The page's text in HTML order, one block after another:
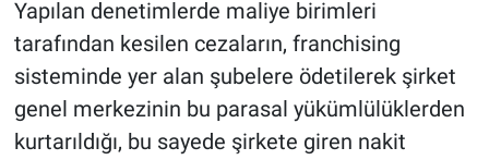
Yapılan denetimlerde maliye birimleri
tarafından kesilen cezaların, franchising
sisteminde yer alan şubelere ödetilerek şirket
genel merkezinin bu parasal yükümlülüklerden
kurtarıldığı, bu sayede şirkete giren nakit